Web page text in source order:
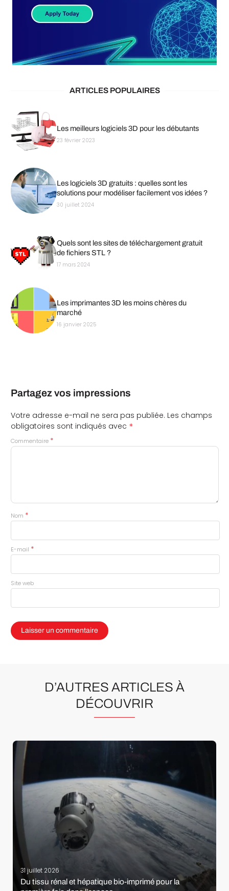
ARTICLES POPULAIRES
Les meilleurs logiciels 3D pour les débutants
23 février 2023
Les logiciels 3D gratuits : quelles sont les
solutions pour modéliser facilement vos idées ?
30 juillet 2024
Quels sont les sites de téléchargement gratuit
de fichiers STL ?
17 mars 2024
Les imprimantes 3D les moins chères du
marché
16 janvier 2025
Partagez vos impressions
Votre adresse e-mail ne sera pas publiée. Les champs
obligatoires sont indiqués avec *
Commentaire *
Nom *
E-mail *
Site web
D’AUTRES ARTICLES À
DÉCOUVRIR
31 juillet 2026
Du tissu rénal et hépatique bio-imprimé pour la